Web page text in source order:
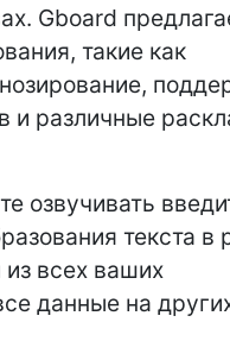
Gboard
такие как
и различные
озвучивать
текста в
из всех ваших
данные на